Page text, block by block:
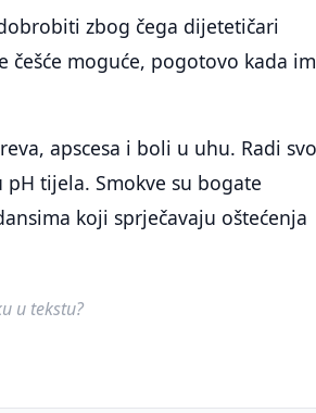
zbog čega dijetetičari
moguće, pogotovo kada
apscesa i boli u uhu. Radi
tijela. Smokve su bogate
koji sprječavaju oštećenja
u tekstu?